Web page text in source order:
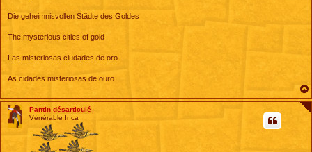
Die geheimnisvollen Städte des Goldes
The mysterious cities of gold
Las misteriosas ciudades de oro
As cidades misteriosas de ouro
Pantin désarticulé
Vénérable Inca